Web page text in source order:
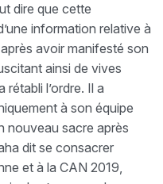
dire que cette
information relative à
avoir manifesté son
ainsi de vives
rétabli l’ordre. Il a
à son équipe
nouveau sacre après
dit se consacrer
et à la CAN 2019,